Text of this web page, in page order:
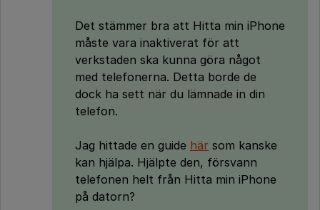
Det stämmer bra att Hitta min iPhone
måste vara inaktiverat för att
verkstaden ska kunna göra något
med telefonerna. Detta borde de
dock ha sett när du lämnade in din
telefon.
Jag hittade en guide här som kanske
kan hjälpa. Hjälpte den, försvann
telefonen helt från Hitta min iPhone
på datorn?